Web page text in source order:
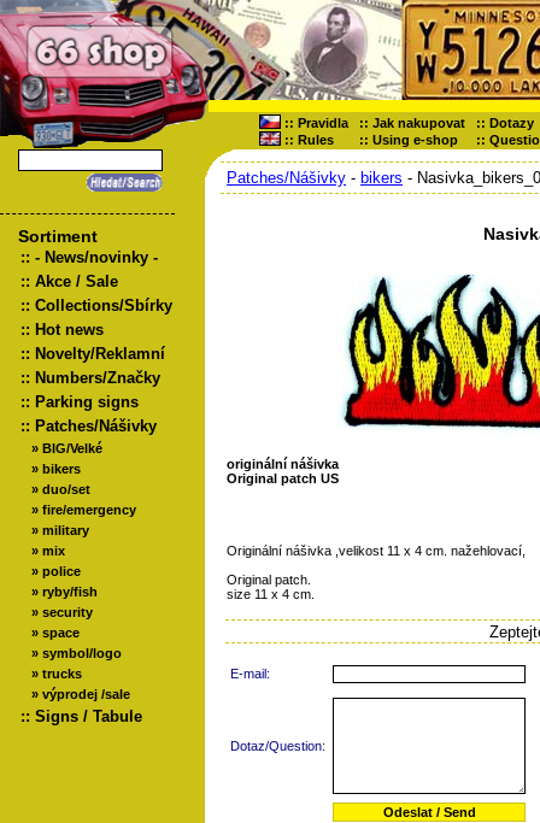
:: Pravidla :: Jak nakupovat :: Dotazy
:: Rules :: Using e-shop ::
Sortiment
:: - News/novinky -
:: Akce / Sale
:: Collections/Sbírky
:: Hot news
:: Novelty/Reklamní
:: Numbers/Značky
:: Parking signs
:: Patches/Nášivky
» BIG/Velké
» bikers
» duo/set
» fire/emergency
» military
» mix
» police
» ryby/fish
» security
» space
» symbol/logo
» trucks
» výprodej /sale
:: Signs / Tabule
Patches/Nášivky - bikers -
originální nášivka
Original patch US
Originální nášivka ,velikost 11 x 4 cm. nažehlovací,
Original patch.
size 11 x 4 cm.
E-mail:
Dotaz/Question: